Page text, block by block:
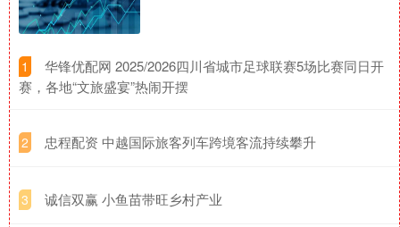
1
​华锋优配网 2025/2026四川省城市足球联赛5场比赛同日开
赛，各地“文旅盛宴”热闹开摆
2 ​忠程配资 中越国际旅客列车跨境客流持续攀升
3 ​诚信双赢 小鱼苗带旺乡村产业